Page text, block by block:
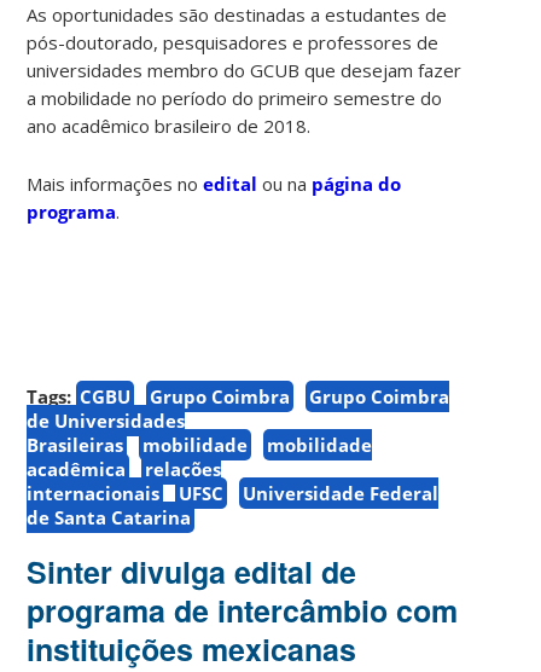
As oportunidades são destinadas a estudantes de
pós-doutorado, pesquisadores e professores de
universidades membro do GCUB que desejam fazer
a mobilidade no período do primeiro semestre do
ano acadêmico brasileiro de 2018.
Mais informações noedital ou na página do
programa.
Tags: CGBU Grupo Coimbra
Grupo Coimbra
de Universidades
Brasileiras
mobilidade
mobilidade
acadêmica
relações
internacionais
UFSC
Universidade Federal
de Santa Catarina
Sinter divulga edital de
programa de intercâmbio com
instituições mexicanas